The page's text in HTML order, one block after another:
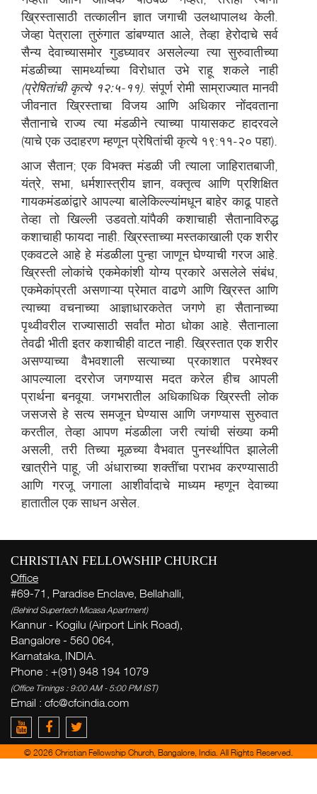
ख्रिस्तासाठी तत्कालीन ज्ञात जगाची उलथापालथ केली.
जेव्हा पेत्राला तुरुंगात डांबण्यात आले, तेव्हा हेरोदाचे सर्व
सैन्य देवाच्यासमोर गुडघ्यावर असलेल्या त्या सुरुवातीच्या
मंडळीच्या सामर्थ्याच्या विरोधात उभे राहू शकले नाही
(प्रेषितांची कृत्ये १२:५-११). संपूर्ण रोमी साम्राज्यात मानवी
जीवनात ख्रिस्ताचा विजय आणि अधिकार नोंदवताना
सैतानाचे राज्य त्या मंडळीने त्याच्या पायासकट हादरवले
(याचे एक उदाहरण म्हणून प्रेषितांची कृत्ये १९:११-२० पहा).
आज सैतान; एक विभक्त मंडळी जी त्याला जाहिरातबाजी,
यंत्रे, सभा, धर्मशास्त्रीय ज्ञान, वक्तृत्व आणि प्रशिक्षित
गायकमंडळांद्वारे आपल्या बालेकिल्ल्यांमधून बाहेर काढू पाहते
तेव्हा तो खिल्ली उडवतो.यांपैकी कशाचाही सैतानाविरुद्ध
कशाचाही फायदा नाही. ख्रिस्ताच्या मस्तकाखाली एक शरीर
एकवटले आहे हे मंडळीला पुन्हा जाणून घेण्याची गरज आहे.
ख्रिस्ती लोकांचे एकमेकांशी योग्य प्रकारे असलेले संबंध,
एकमेकांप्रती असणाऱ्या प्रेमात वाढणे आणि ख्रिस्त आणि
त्याच्या वचनाच्या आज्ञाधारकतेत जगणे हा सैतानाच्या
पृथ्वीवरील राज्यासाठी सर्वांत मोठा धोका आहे. सैतानाला
तेवढी भीती इतर कशाचीही वाटत नाही. ख्रिस्तात एक शरीर
असण्याच्या वैभवशाली सत्याच्या प्रकाशात परमेश्वर
आपल्याला दररोज जगण्यास मदत करेल हीच आपली
प्रार्थना बनवूया. जगभरातील अधिकाधिक ख्रिस्ती लोक
जसजसे हे सत्य समजून घेण्यास आणि जगण्यास सुरुवात
करतील, तेव्हा आपण मंडळीला जरी त्यांची संख्या कमी
असली, तरी तिच्या मूळच्या वैभवात पुनर्स्थापित झालेली
खात्रीने पाहू, जी अंधाराच्या शक्तींचा पराभव करण्यासाठी
आणि गरजू जगाला आशीर्वादाचे माध्यम म्हणून देवाच्या
हातातील एक साधन असेल.
CHRISTIAN FELLOWSHIP CHURCH
Office
#69-71, Paradise Enclave, Bellahalli,
(Behind Supertech Micasa Apartment)
Kannur - Kogilu (Airport Link Road),
Bangalore - 560 064,
Karnataka, INDIA.
Phone : +(91) 948 194 1079
(Office Timings : 9:00 AM - 5:00 PM IST)
Email : cfc@cfcindia.com
© 2026 Christian Fellowship Church, Bangalore, India. All Rights Reserved.